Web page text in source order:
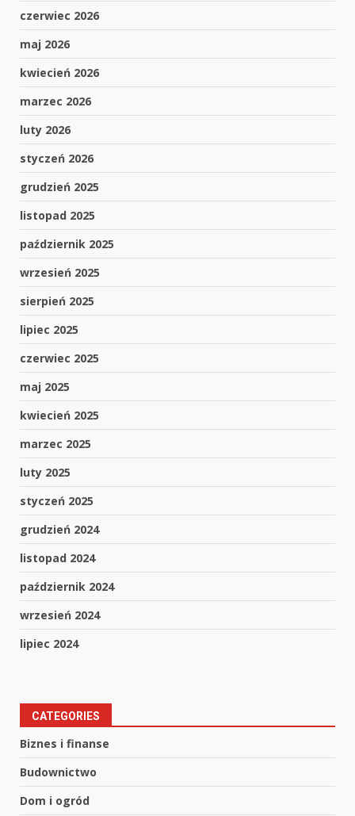
czerwiec 2026
maj 2026
kwiecień 2026
marzec 2026
luty 2026
styczeń 2026
grudzień 2025
listopad 2025
październik 2025
wrzesień 2025
sierpień 2025
lipiec 2025
czerwiec 2025
maj 2025
kwiecień 2025
marzec 2025
luty 2025
styczeń 2025
grudzień 2024
listopad 2024
październik 2024
wrzesień 2024
lipiec 2024
CATEGORIES
Biznes i finanse
Budownictwo
Dom i ogród